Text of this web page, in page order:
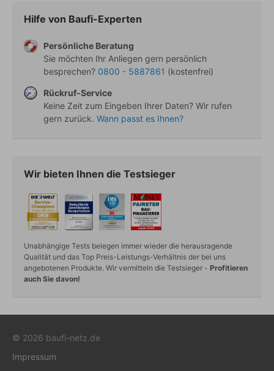
Hilfe von Baufi-Experten
Persönliche Beratung
Sie möchten Ihr Anliegen gern persönlich
besprechen? 0800 - 5887861 (kostenfrei)
Rückruf-Service
Keine Zeit zum Eingeben Ihrer Daten? Wir rufen
gern zurück. Wann passt es Ihnen?
Wir bieten Ihnen die Testsieger
Unabhängige Tests belegen immer wieder die herausragende
Qualität und das Top Preis-Leistungs-Verhältnis der bei uns
angebotenen Produkte. Wir vermitteln die Testsieger - Profitieren
auch Sie davon!
© 2026 baufi-netz.de
Impressum